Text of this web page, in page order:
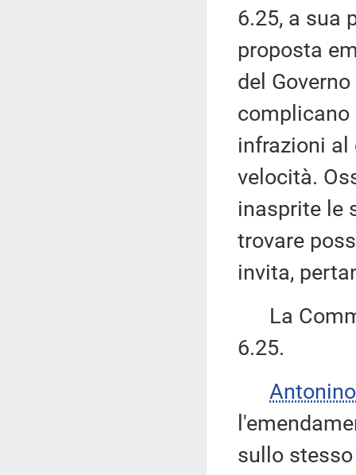
6.25, a sua
proposta
del
infrazioni al
velocità.
inasprite le
trovare
invita,
La
6.25.
sullo